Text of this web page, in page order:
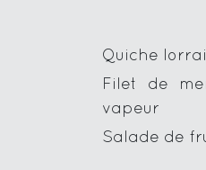
Quiche
Filet de
vapeur
Salade de